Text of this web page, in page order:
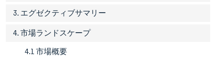
3. エグゼクティブサマリー
4. 市場ランドスケープ
4.1 市場概要